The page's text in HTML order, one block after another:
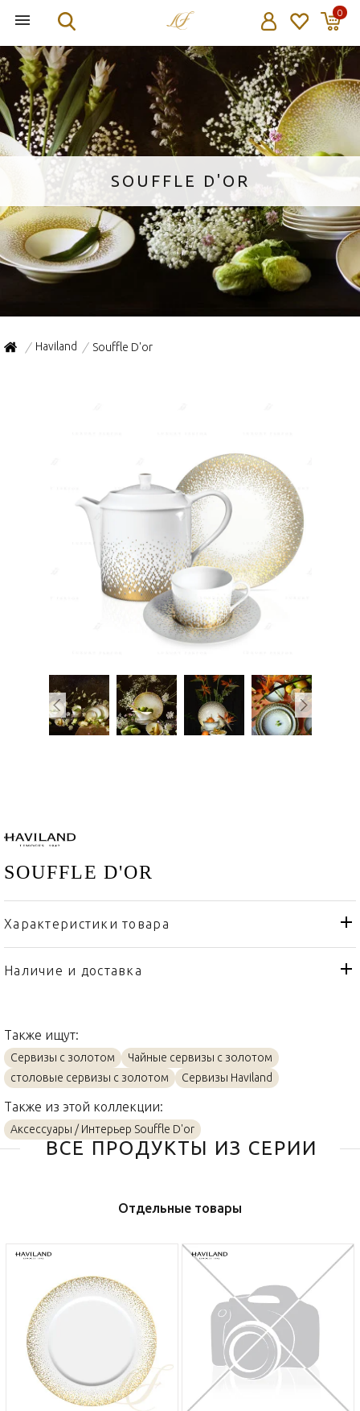
0
SOUFFLE D'OR
/ Haviland / Souffle D'or
SOUFFLE D'OR
Характеристики товара
Бренд
Haviland
Страна производителя
Наличие и доставка
Также ищут:
Сервизы с золотом
Чайные сервизы с золотом
столовые сервизы с золотом
Сервизы Haviland
Также из этой коллекции:
Аксессуары / Интерьер Souffle D'or
ВСЕ ПРОДУКТЫ ИЗ СЕРИИ
Отдельные товары